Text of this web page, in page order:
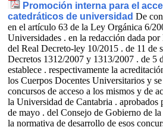
Promoción interna para el
catedráticos de universidad De
en el artículo 63 de la Ley Orgánica 6/
Universidades . en la redacción dada
del Real Decreto-ley 10/2015 . de 11 de
Decretos 1312/2007 y 1313/2007 . de 5
establece . respectivamente la
los Cuerpos Docentes Universitarios y
concursos de acceso a los mismos y de
la Universidad de Cantabria .
de mayo . del Consejo de Gobierno de
la normativa de desarrollo de esos